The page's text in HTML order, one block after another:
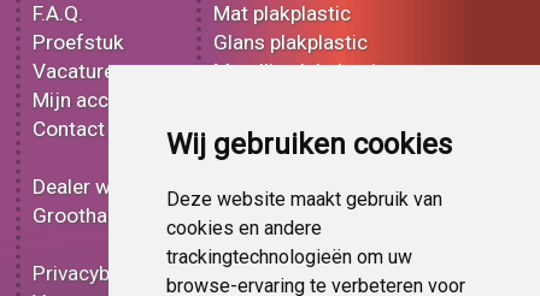
Wij gebruiken cookies
Deze website maakt gebruik van
cookies en andere
trackingtechnologieën om uw
browse-ervaring te verbeteren voor
F.A.Q.
Proefstuk
Vacatures
Mijn account
Contact
Dealer worden
Groothandel
Privacybeleid
Mat plakplastic
Glans plakplastic
Metallic plakplastic
Effect plakplastic
Bedrukt plakplastic
Carbon plakplastic
Lampen folie
Functionele folie
Plakplastic korting